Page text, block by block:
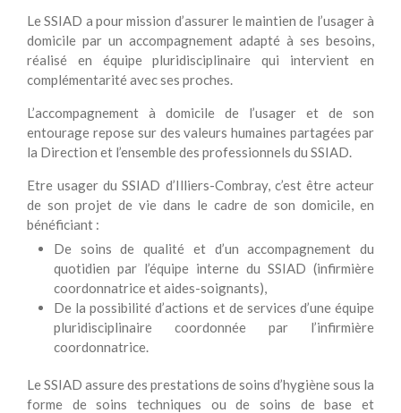
Le SSIAD a pour mission d’assurer le maintien de l’usager à
domicile par un accompagnement adapté à ses besoins,
réalisé en équipe pluridisciplinaire qui intervient en
complémentarité avec ses proches.
L’accompagnement à domicile de l’usager et de son
entourage repose sur des valeurs humaines partagées par
la Direction et l’ensemble des professionnels du SSIAD.
Etre usager du SSIAD d’Illiers-Combray, c’est être acteur
de son projet de vie dans le cadre de son domicile, en
bénéficiant :
De soins de qualité et d’un accompagnement du
quotidien par l’équipe interne du SSIAD (infirmière
coordonnatrice et aides-soignants),
De la possibilité d’actions et de services d’une équipe
pluridisciplinaire coordonnée par l’infirmière
coordonnatrice.
Le SSIAD assure des prestations de soins d’hygiène sous la
forme de soins techniques ou de soins de base et